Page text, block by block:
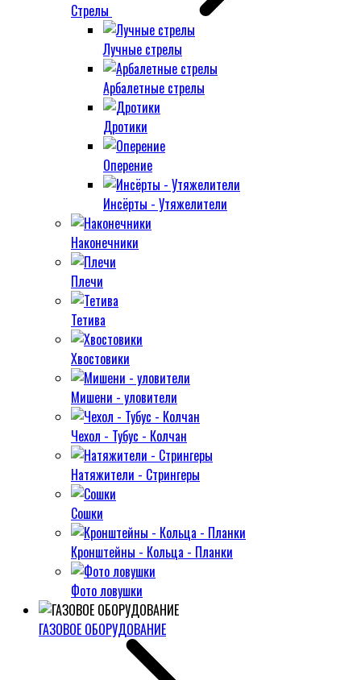
Стрелы
Лучные стрелы
Арбалетные стрелы
Дротики
Оперение
Инсёрты - Утяжелители
Наконечники
Плечи
Тетива
Хвостовики
Мишени - уловители
Чехол - Тубус - Колчан
Натяжители - Стрингеры
Сошки
Кронштейны - Кольца - Планки
Фото ловушки
ГАЗОВОЕ ОБОРУДОВАНИЕ